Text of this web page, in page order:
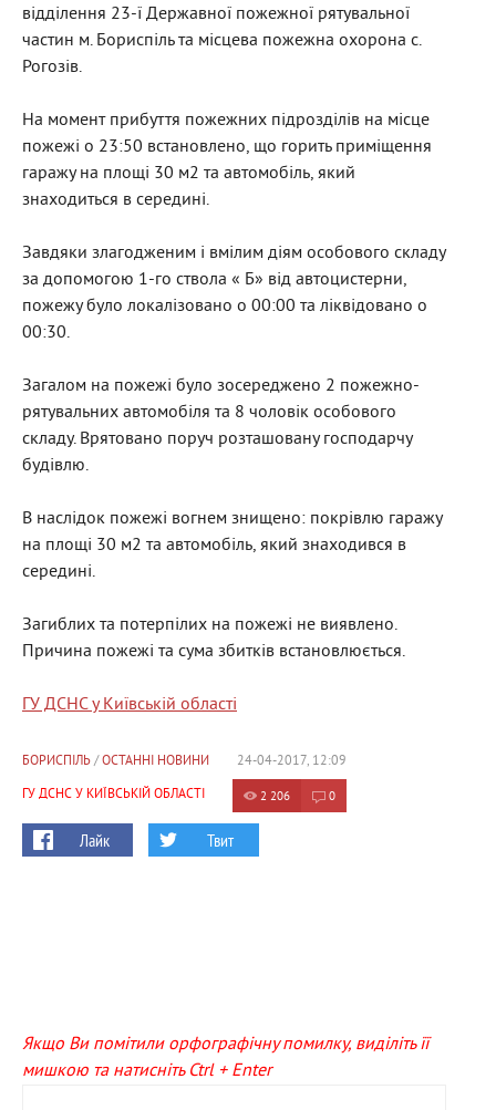
відділення 23-ї Державної пожежної рятувальної
частин м. Бориспіль та місцева пожежна охорона с.
Рогозів.
На момент прибуття пожежних підрозділів на місце
пожежі о 23:50 встановлено, що горить приміщення
гаражу на площі 30 м2 та автомобіль, який
знаходиться в середині.
Завдяки злагодженим і вмілим діям особового складу
за допомогою 1-го ствола « Б» від автоцистерни,
пожежу було локалізовано о 00:00 та ліквідовано о
00:30.
Загалом на пожежі було зосереджено 2 пожежно-
рятувальних автомобіля та 8 чоловік особового
складу. Врятовано поруч розташовану господарчу
будівлю.
В наслідок пожежі вогнем знищено: покрівлю гаражу
на площі 30 м2 та автомобіль, який знаходився в
середині.
Загиблих та потерпілих на пожежі не виявлено.
Причина пожежі та сума збитків встановлюється.
ГУ ДСНС у Київській області
БОРИСПІЛЬ/ОСТАННІ НОВИНИ
24-04-2017, 12:09
ГУ ДСНС У КИЇВСЬКІЙ ОБЛАСТІ
2 206 0
Лайк Твит
Якщо Ви помітили орфографічну помилку, виділіть її
мишкою та натисніть Ctrl + Enter